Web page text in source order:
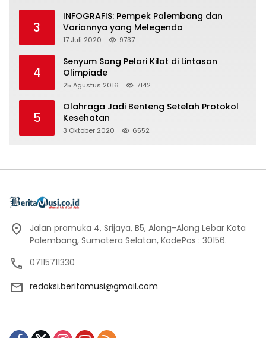
3
INFOGRAFIS: Pempek Palembang dan
Variannya yang Melegenda
17 Juli 2020 9737
4
Senyum Sang Pelari Kilat di Lintasan
Olimpiade
25 Agustus 2016 7142
5
Olahraga Jadi Benteng Setelah Protokol
Kesehatan
3 Oktober 2020 6552
Jalan pramuka 4, Srijaya, B5, Alang-Alang Lebar Kota
Palembang, Sumatera Selatan, KodePos : 30156.
07115711330
redaksi.beritamusi@gmail.com